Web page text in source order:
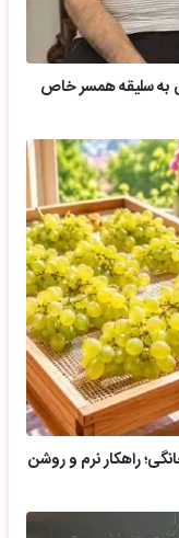
به سلیقه همسر خاص
راهکار نرم و روشن